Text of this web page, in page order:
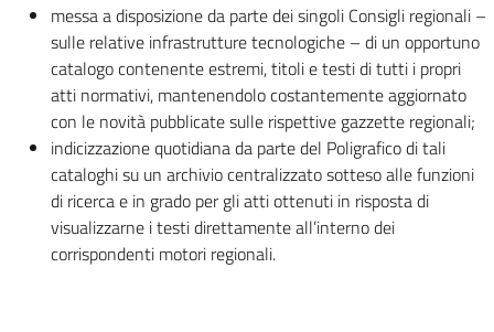
messa a disposizione da parte dei singoli Consigli regionali –
sulle relative infrastrutture tecnologiche – di un opportuno
catalogo contenente estremi, titoli e testi di tutti i propri
atti normativi, mantenendolo costantemente aggiornato
con le novità pubblicate sulle rispettive gazzette regionali;
indicizzazione quotidiana da parte del Poligrafico di tali
cataloghi su un archivio centralizzato sotteso alle funzioni
di ricerca e in grado per gli atti ottenuti in risposta di
visualizzarne i testi direttamente all’interno dei
corrispondenti motori regionali.